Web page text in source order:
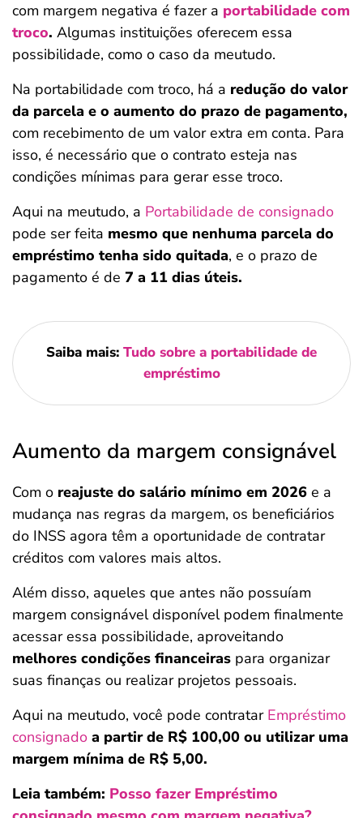
com margem negativa é fazer a portabilidade com
troco. Algumas instituições oferecem essa
possibilidade, como o caso da meutudo.
Na portabilidade com troco, há a redução do valor
da parcela e o aumento do prazo de pagamento,
com recebimento de um valor extra em conta. Para
isso, é necessário que o contrato esteja nas
condições mínimas para gerar esse troco.
Aqui na meutudo, a Portabilidade de consignado
pode ser feita mesmo que nenhuma parcela do
empréstimo tenha sido quitada, e o prazo de
pagamento é de 7 a 11 dias úteis.
Saiba mais: Tudo sobre a portabilidade de
empréstimo
Aumento da margem consignável
Com o reajuste do salário mínimo em 2026 e a
mudança nas regras da margem, os beneficiários
do INSS agora têm a oportunidade de contratar
créditos com valores mais altos.
Além disso, aqueles que antes não possuíam
margem consignável disponível podem finalmente
acessar essa possibilidade, aproveitando
melhores condições financeiras para organizar
suas finanças ou realizar projetos pessoais.
Aqui na meutudo, você pode contratar Empréstimo
consignado a partir de R$ 100,00 ou utilizar uma
margem mínima de R$ 5,00.
Leia também: Posso fazer Empréstimo